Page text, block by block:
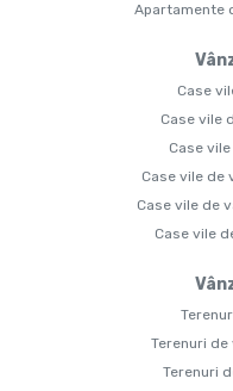
Apartamente
Case
Case vile
Case
Case vile de
Case vile de
Case vile
Terenuri de
Terenuri